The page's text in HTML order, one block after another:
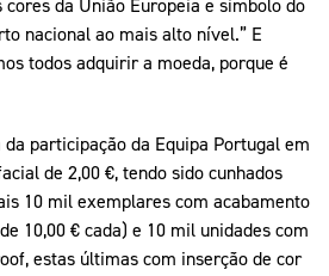
nacional ao mais alto nível.” E
todos adquirir a moeda, porque é
participação da Equipa Portugal em
de 2,00 €, tendo sido cunhados
10 mil exemplares com acabamento
10,00 € cada) e 10 mil unidades com
estas últimas com inserção de cor